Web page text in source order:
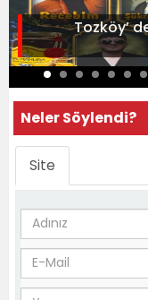
Tozköy’
Neler Söylendi?
Site